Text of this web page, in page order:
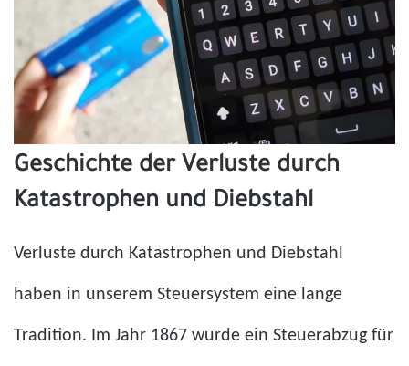
Geschichte der Verluste durch
Katastrophen und Diebstahl
Verluste durch Katastrophen und Diebstahl
haben in unserem Steuersystem eine lange
Tradition. Im Jahr 1867 wurde ein Steuerabzug für